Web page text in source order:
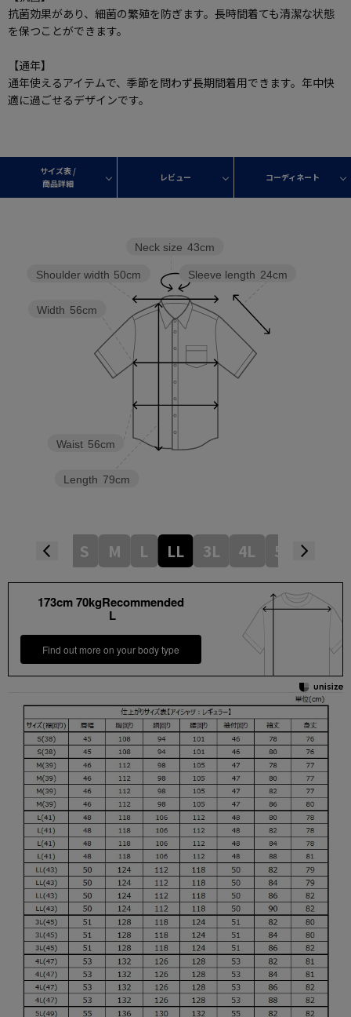
抗菌効果があり、細菌の繁殖を防ぎます。長時間着ても清潔な状態
を保つことができます。
【通年】
通年使えるアイテムで、季節を問わず長期間着用できます。年中快
適に過ごせるデザインです。
サイズ表 /
商品詳細
レビュー コーディネート
Sleeve length 24cm
Neck size 43cm
Length 79cm
Waist 56cm
Width 56cm
Shoulder width 50cm
S M L LL 3L 4L 5L
173cm 70kgRecommended
L
Find out more on your body type